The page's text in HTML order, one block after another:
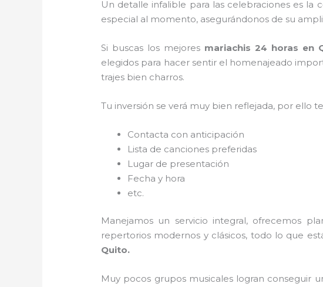
Un detalle infalible para las celebraciones es la
especial al momento, asegurándonos de su
Si buscas los mejores mariachis 24 horas en
elegidos para hacer sentir el homenajeado
trajes bien charros.
Tu inversión se verá muy bien reflejada, por ello
Contacta con anticipación
Lista de canciones preferidas
Lugar de presentación
Fecha y hora
etc.
Manejamos un servicio integral, ofrecemos
repertorios modernos y clásicos, todo lo que
Quito.
Muy pocos grupos musicales logran conseguir